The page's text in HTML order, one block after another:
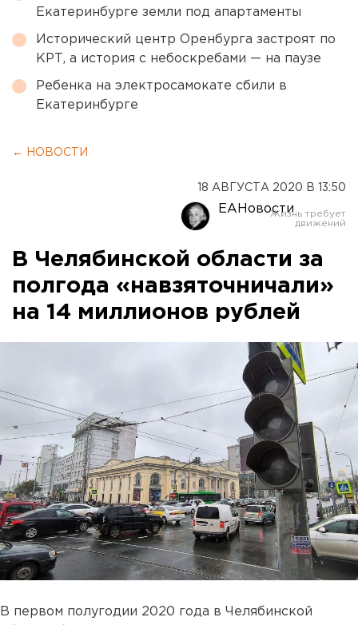
Екатеринбурге земли под апартаменты
Исторический центр Оренбурга застроят по
КРТ, а история с небоскребами — на паузе
Ребенка на электросамокате сбили в
Екатеринбурге
← НОВОСТИ
18 АВГУСТА 2020 В 13:50
ЕАНовости
В Челябинской области за
полгода «навзяточничали»
на 14 миллионов рублей
В первом полугодии 2020 года в Челябинской